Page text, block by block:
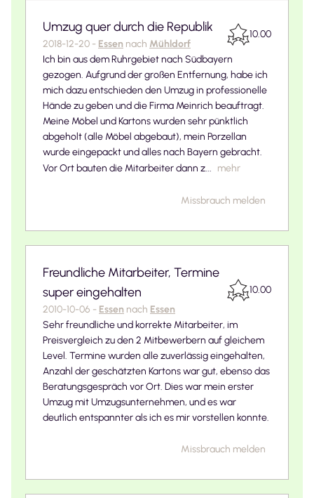
Umzug quer durch die Republik
2018-12-20 - Essen nach Mühldorf
10.00
Ich bin aus dem Ruhrgebiet nach Südbayern
gezogen. Aufgrund der großen Entfernung, habe ich
mich dazu entschieden den Umzug in professionelle
Hände zu geben und die Firma Meinrich beauftragt.
Meine Möbel und Kartons wurden sehr pünktlich
abgeholt (alle Möbel abgebaut), mein Porzellan
wurde eingepackt und alles nach Bayern gebracht.
Vor Ort bauten die Mitarbeiter dann z... mehr
Missbrauch melden
Freundliche Mitarbeiter, Termine
super eingehalten
2010-10-06 - Essen nach Essen
10.00
Sehr freundliche und korrekte Mitarbeiter, im
Preisvergleich zu den 2 Mitbewerbern auf gleichem
Level. Termine wurden alle zuverlässig eingehalten,
Anzahl der geschätzten Kartons war gut, ebenso das
Beratungsgespräch vor Ort. Dies war mein erster
Umzug mit Umzugsunternehmen, und es war
deutlich entspannter als ich es mir vorstellen konnte.
Missbrauch melden